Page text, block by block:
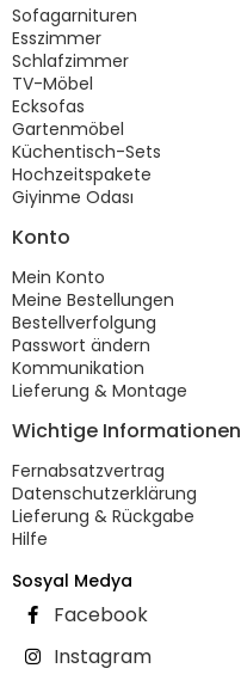
Sofagarnituren
Esszimmer
Schlafzimmer
TV-Möbel
Ecksofas
Gartenmöbel
Küchentisch-Sets
Hochzeitspakete
Giyinme Odası
Konto
Mein Konto
Meine Bestellungen
Bestellverfolgung
Passwort ändern
Kommunikation
Lieferung & Montage
Wichtige Informationen
Fernabsatzvertrag
Datenschutzerklärung
Lieferung & Rückgabe
Hilfe
Sosyal Medya
Facebook
Instagram